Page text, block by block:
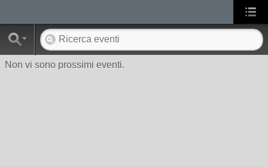
Non vi sono prossimi eventi.